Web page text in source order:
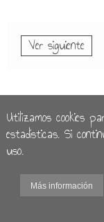
Ver siguiente
Utilizamos cookies
estadísticas. Si
uso.
Más información